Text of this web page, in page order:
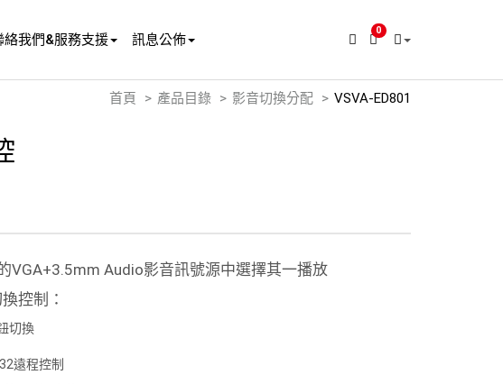
絡我們&服務支援 訊息公佈
0
首頁 產品目錄 影音切換分配 VSVA-ED801
VGA+3.5mm Audio影音訊號源中選擇其一播放
控制：
切換
遠程控制